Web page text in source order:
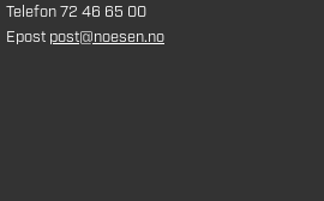
Telefon 72 46 65 00
Epost post@noesen.no